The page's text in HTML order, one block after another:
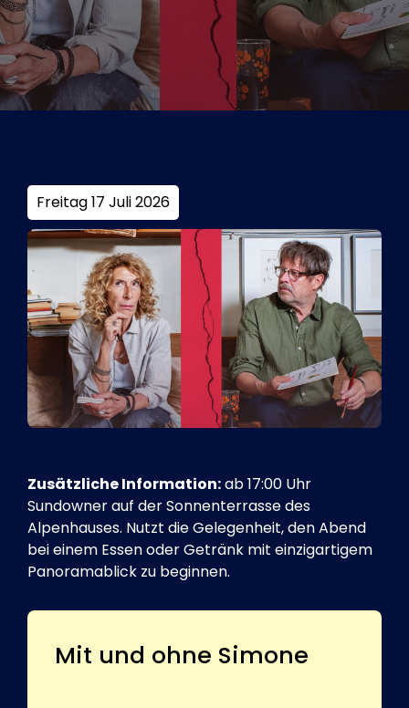
Tickets
Kurier Romy 2026
Freitag 17 Juli 2026
Zusätzliche Information:ab 17:00 Uhr
Sundowner auf der Sonnenterrasse des
Alpenhauses. Nutzt die Gelegenheit, den Abend
bei einem Essen oder Getränk mit einzigartigem
Panoramablick zu beginnen.
Mit und ohne Simone